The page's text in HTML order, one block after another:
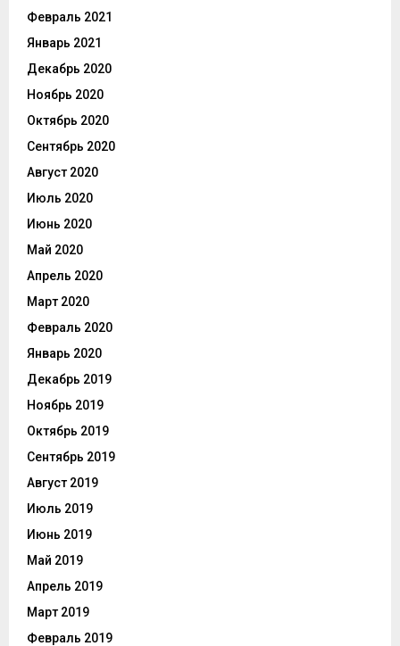
Февраль 2021
Январь 2021
Декабрь 2020
Ноябрь 2020
Октябрь 2020
Сентябрь 2020
Август 2020
Июль 2020
Июнь 2020
Май 2020
Апрель 2020
Март 2020
Февраль 2020
Январь 2020
Декабрь 2019
Ноябрь 2019
Октябрь 2019
Сентябрь 2019
Август 2019
Июль 2019
Июнь 2019
Май 2019
Апрель 2019
Март 2019
Февраль 2019